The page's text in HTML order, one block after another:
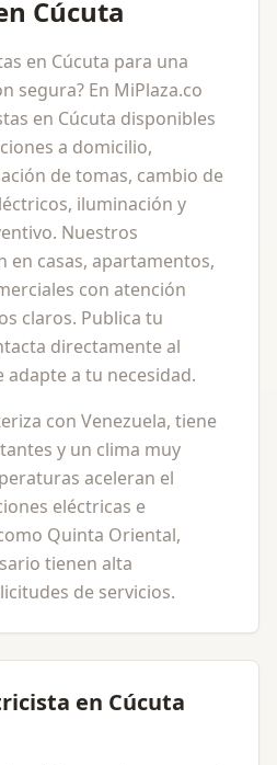
Cúcuta
en Cúcuta para una
segura? En MiPlaza.co
en Cúcuta disponibles
a domicilio,
de tomas, cambio de
iluminación y
Nuestros
en casas, apartamentos,
con atención
claros. Publica tu
directamente al
a tu necesidad.
con Venezuela, tiene
y un clima muy
aceleran el
eléctricas e
Quinta Oriental,
tienen alta
de servicios.
en Cúcuta